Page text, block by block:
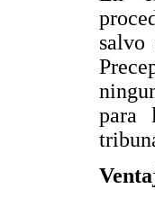
salvo
para